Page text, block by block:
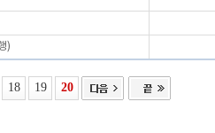
)
18 19 20